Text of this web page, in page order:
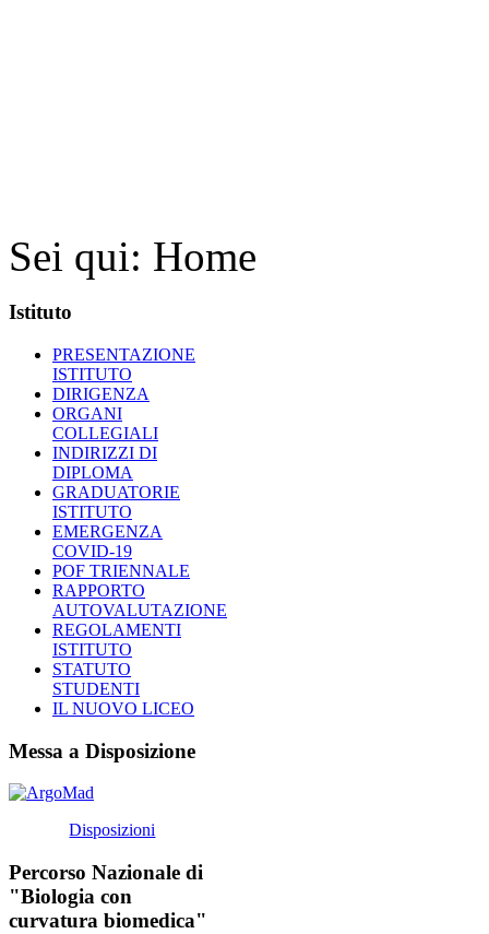
Sei qui: Home
Istituto
PRESENTAZIONE
ISTITUTO
DIRIGENZA
ORGANI
COLLEGIALI
INDIRIZZI DI
DIPLOMA
GRADUATORIE
ISTITUTO
EMERGENZA
COVID-19
POF TRIENNALE
RAPPORTO
AUTOVALUTAZIONE
REGOLAMENTI
ISTITUTO
STATUTO
STUDENTI
IL NUOVO LICEO
Messa a Disposizione
Disposizioni
Percorso Nazionale di
"Biologia con
curvatura biomedica"